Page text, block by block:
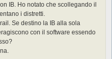
IB. Ho notato che scollegando il
i distretti.
Se destino la IB alla sola
con il software essendo